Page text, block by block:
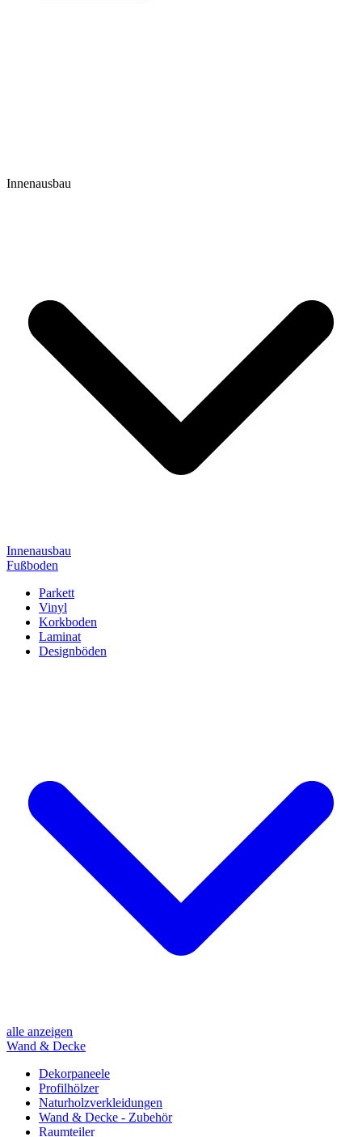
Innenausbau
Innenausbau
Fußboden
Parkett
Vinyl
Korkboden
Laminat
Designböden
alle anzeigen
Wand & Decke
Dekorpaneele
Profilhölzer
Naturholzverkleidungen
Wand & Decke - Zubehör
Raumteiler